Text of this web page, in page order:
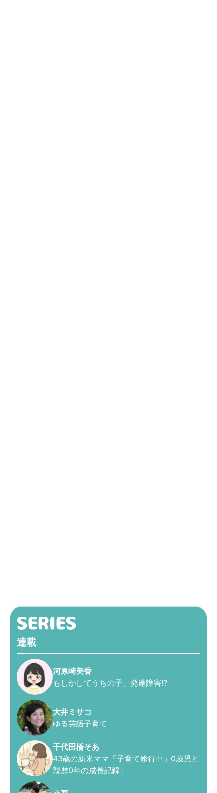
連載
河原崎美香
もしかしてうちの子、発達障害!?
大井ミサコ
ゆる英語子育て
千代田橋そあ
43歳の新米ママ「子育て修行中」0歳児と
親歴0年の成長記録」